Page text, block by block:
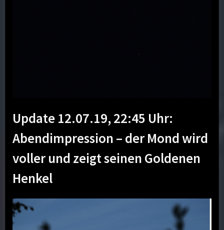
Update 12.07.19, 22:45 Uhr:
Abendimpression – der Mond wird
voller und zeigt seinen Goldenen
Henkel